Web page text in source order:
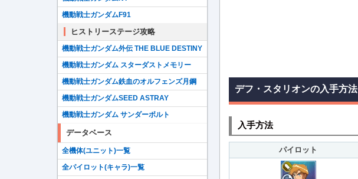
デフ・スタリオンの入手方法
入手方法
パイロット
機動戦士ガンダムF91
ヒストリーステージ攻略
機動戦士ガンダム外伝 THE BLUE DESTINY
機動戦士ガンダム スターダストメモリー
機動戦士ガンダム鉄血のオルフェンズ月鋼
機動戦士ガンダムSEED ASTRAY
機動戦士ガンダム サンダーボルト
データベース
全機体(ユニット)一覧
全パイロット(キャラ)一覧